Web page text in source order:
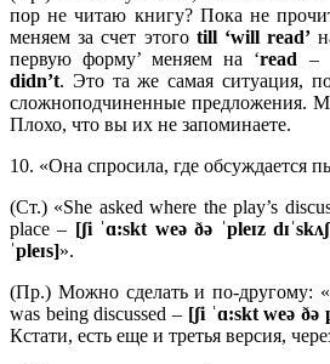
пор не читаю книгу? Пока не
меняем за счет этого till ‘willread’
первую форму’ меняем на ‘read –
didn’t. Это та же самая ситуация,
сложноподчиненные предложения.
Плохо, что вы их не запоминаете.
10. «Она спросила, где обсуждается
(Ст.) «She asked where the play’s
place – [ʃi ˈɑ:skt weə ðə ˈpleɪz
ˈpleɪs]».
(Пр.) Можно сделать и по-другому:
was being discussed – [ʃi ˈɑ:skt weə ðə
Кстати, есть еще и третья версия,